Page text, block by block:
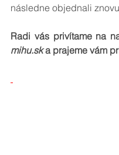
následne objednali
mihu.sk a prajeme vám